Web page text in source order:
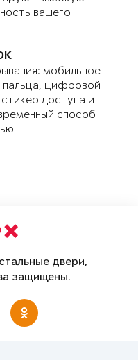
вашего
мобильное
пальца, цифровой
доступа и
способ
двери,
защищены.